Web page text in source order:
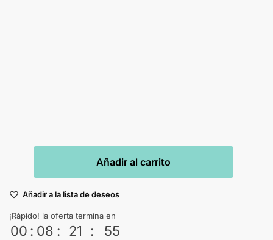
Añadir al carrito
Añadir a la lista de deseos
¡Rápido! la oferta termina en
00 : 08 : 21 : 54